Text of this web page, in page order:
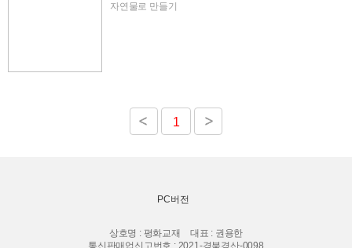
자연물로 만들기
1
PC버전
상호명 : 평화교재
대표 : 권용한
통신판매업신고번호 : 2021-경북경산-0098